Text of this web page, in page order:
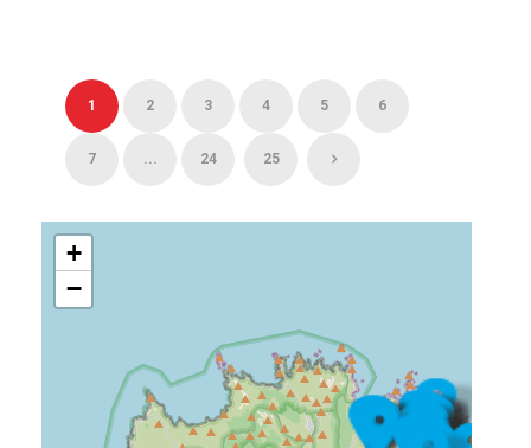
1 2 3 4 5 6
7 ... 24 25
+
−